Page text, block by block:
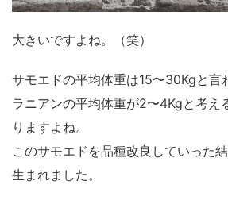
大きいですよね。（笑）
サモエドの平均体重は15〜30Kgと言
ラニアンの平均体重が2〜4Kgと考え
りますよね。
このサモエドを品種改良していった
生まれました。